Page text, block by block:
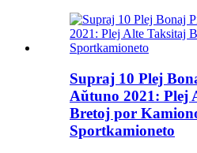
Supraj 10 Plej
Aŭtuno 2021: Plej
Bretoj por
Sportkamioneto